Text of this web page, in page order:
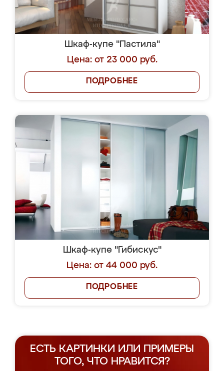
Шкаф-купе "Пастила"
Цена: от 23 000 руб.
ПОДРОБНЕЕ
Шкаф-купе "Гибискус"
Цена: от 44 000 руб.
ПОДРОБНЕЕ
ЕСТЬ КАРТИНКИ ИЛИ ПРИМЕРЫ
ТОГО, ЧТО НРАВИТСЯ?